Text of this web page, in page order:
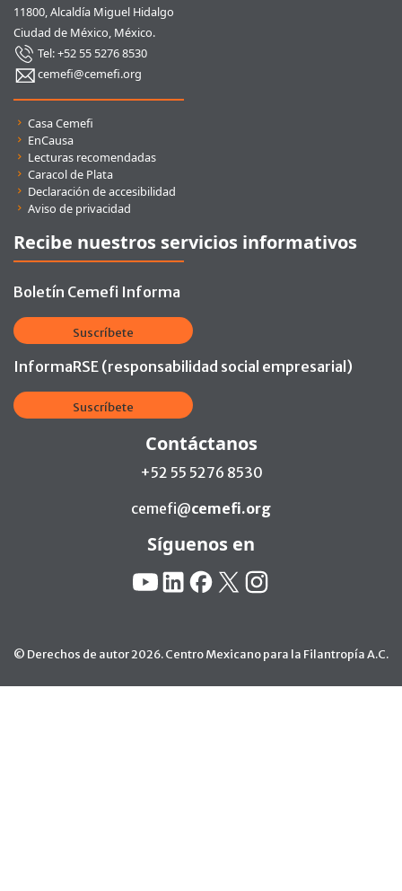
11800, Alcaldía Miguel Hidalgo
Ciudad de México, México.
Tel: +52 55 5276 8530
cemefi@cemefi.org
Enlaces rápidos
Casa Cemefi
EnCausa
Lecturas recomendadas
Caracol de Plata
Declaración de accesibilidad
Aviso de privacidad
Recibe nuestros servicios informativos
Boletín Cemefi Informa
Suscríbete
InformaRSE (responsabilidad social empresarial)
Suscríbete
Contáctanos
+52 55 5276 8530
cemefi@cemefi.org
Síguenos en
YouTube
LinkedinFacebook
X Instagram
© Derechos de autor 2026. Centro Mexicano para la Filantropía A.C.